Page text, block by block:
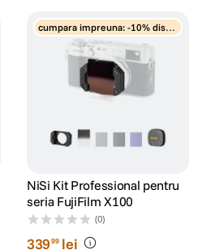
cumpara impreuna: -10% disco
NiSi Kit Professional pentru
seria FujiFilm X100
(0)
33999 lei